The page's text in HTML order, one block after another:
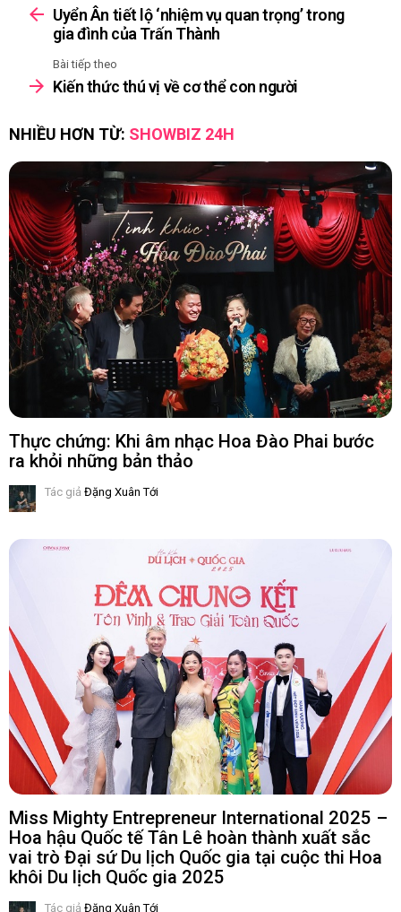
more
Uyển Ân tiết lộ ‘nhiệm vụ quan trọng’ trong
gia đình của Trấn Thành
Bài tiếp theo
Kiến thức thú vị về cơ thể con người
NHIỀU HƠN TỪ: SHOWBIZ 24H
Thực chứng: Khi âm nhạc Hoa Đào Phai bước
ra khỏi những bản thảo
Tác giả Đặng Xuân Tới
Miss Mighty Entrepreneur International 2025 –
Hoa hậu Quốc tế Tân Lê hoàn thành xuất sắc
vai trò Đại sứ Du lịch Quốc gia tại cuộc thi Hoa
khôi Du lịch Quốc gia 2025
Tác giả Đặng Xuân Tới